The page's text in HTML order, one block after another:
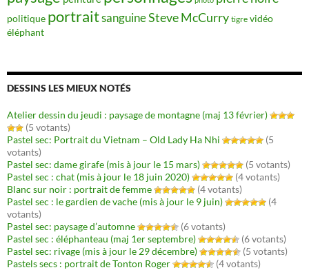
politique portraitsanguineSteve McCurry tigre vidéo
éléphant
DESSINS LES MIEUX NOTÉS
Atelier dessin du jeudi : paysage de montagne (maj 13 février)
(5 votants)
Pastel sec: Portrait du Vietnam – Old Lady Ha Nhi
(5
votants)
Pastel sec: dame girafe (mis à jour le 15 mars)
(5 votants)
Pastel sec : chat (mis à jour le 18 juin 2020)
(4 votants)
Blanc sur noir : portrait de femme
(4 votants)
Pastel sec : le gardien de vache (mis à jour le 9 juin)
(4
votants)
Pastel sec: paysage d’automne
(6 votants)
Pastel sec : éléphanteau (maj 1er septembre)
(6 votants)
Pastel sec: rivage (mis à jour le 29 décembre)
(5 votants)
Pastels secs : portrait de Tonton Roger
(4 votants)